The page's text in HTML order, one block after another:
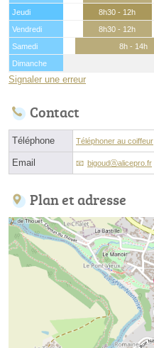
Jeudi
8h30 - 12h
Vendredi
8h30 - 12h
Samedi
8h - 14h
Dimanche
Signaler une erreur
Contact
Téléphone Téléphoner au coiffeur
Email bigoudⓐalicepro.fr
Plan et adresse